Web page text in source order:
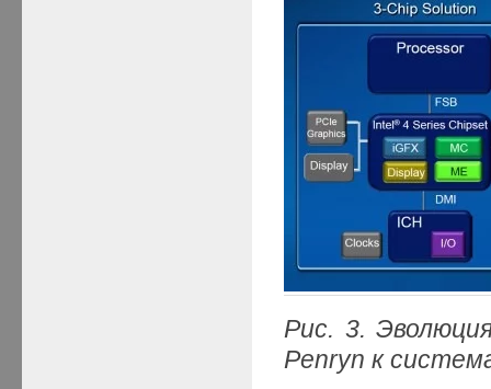
Рис. 3.
Penryn к